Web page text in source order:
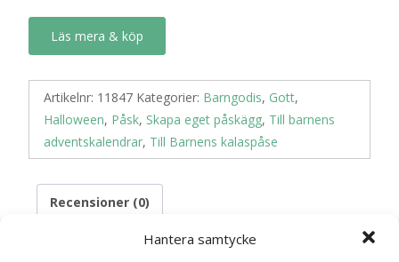
Hantera samtycke
Läs mera & köp
Artikelnr: 11847 Kategorier: Barngodis, Gott,
Halloween, Påsk, Skapa eget påskägg, Till barnens
adventskalendrar, Till Barnens kalaspåse
Recensioner (0)